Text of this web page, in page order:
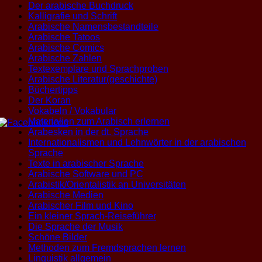
Der arabische Buchdruck
Kalligrafie und Schrift
Arabische Namensbestandteile
Arabische Tatoos
Arabische Comics
Arabische Zahlen
Textexemplare und Sprachproben
Arabische Literatur(geschichte)
Büchertipps
Der Koran
Vokabeln / Vokabular
Materialien zum Arabisch erlernen
Arabesken in der dt. Sprache
Internationalismen und Lehnwörter in der arabischen
Sprache
Texte in arabischer Sprache
Arabische Software und PC
Arabistik/Orientalistik an Universitäten
Arabische Medien
Arabischer Film und Kino
Ein kleiner Sprach-Reiseführer
Die Sprache der Musik
Schöne Bilder
Methoden zum Fremdsprachen lernen
Linguistik allgemein